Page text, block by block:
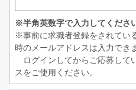
※半角英数字で入力してください
※事前に求職者登録をされてい
時のメールアドレスは入力でき
ログインしてからご応募して
スをご使用ください。